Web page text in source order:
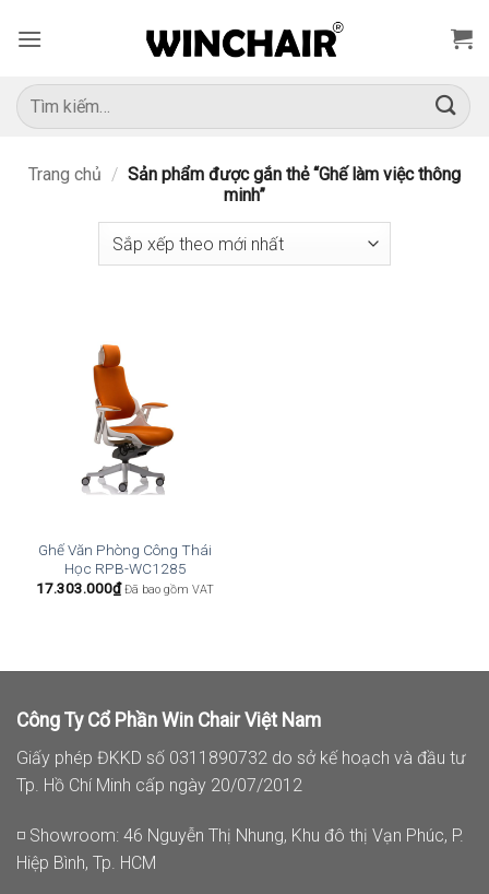
qua
dung
Tìm
kiếm:
Trang chủ / Sản phẩm được gắn thẻ “Ghế làm việc thông
minh”
Ghế Văn Phòng Công Thái
Học RPB-WC1285
17.303.000₫ Đã bao gồm VAT
Công Ty Cổ Phần Win Chair Việt Nam
Giấy phép ĐKKD số 0311890732 do sở kế hoạch và đầu tư
Tp. Hồ Chí Minh cấp ngày 20/07/2012
◽ Showroom: 46 Nguyễn Thị Nhung, Khu đô thị Vạn Phúc, P.
Hiệp Bình, Tp. HCM